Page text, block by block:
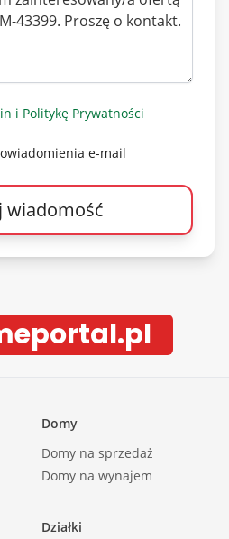
i Politykę Prywatności
e-mail
wiadomość
Domy
Domy na sprzedaż
Domy na wynajem
Działki